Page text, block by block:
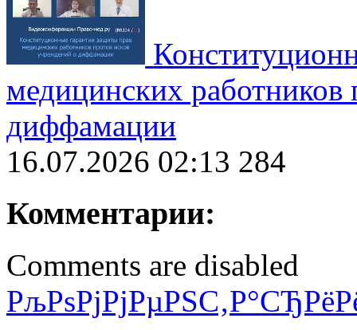
медицинских
диффамации
16.07.2026 02:13 284
Комментарии:
Comments are disabled